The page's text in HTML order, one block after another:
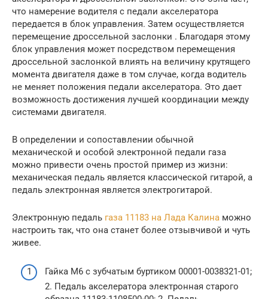
что намерение водителя с педали акселератора
передается в блок управления. Затем осуществляется
перемещение дроссельной заслонки . Благодаря этому
блок управления может посредством перемещения
дроссельной заслонкой влиять на величину крутящего
момента двигателя даже в том случае, когда водитель
не меняет положения педали акселератора. Это дает
возможность достижения лучшей координации между
системами двигателя.
В определении и сопоставлении обычной
механической и особой электронной педали газа
можно привести очень простой пример из жизни:
механическая педаль является классической гитарой, а
педаль электронная является электрогитарой.
Электронную педаль газа 11183 на Лада Калина можно
настроить так, что она станет более отзывчивой и чуть
живее.
Гайка М6 с зубчатым буртиком 00001-0038321-01;
2. Педаль акселератора электронная старого